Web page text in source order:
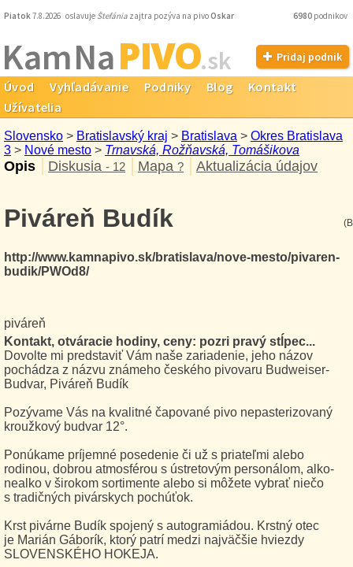
Piatok7.8.2026 oslavuje Štefánia zajtra pozýva na pivoOskar 6980 podnikov
Kam NaPIVO.sk Pridaj podnik
Úvod Vyhľadávanie Podniky Blog
Kontakt
Užívatelia
Slovensko > Bratislavský kraj > Bratislava > Okres Bratislava
3 > Nové mesto > Trnavská, Rožňavská, Tomášikova
Opis Diskusia - 12 Mapa ? Aktualizácia údajov
Piváreň Budík
http://www.kamnapivo.sk/bratislava/nove-mesto/pivaren-
budik/PWOd8/
piváreň
Kontakt, otváracie hodiny, ceny: pozri pravý stĺpec...
Dovolte mi predstaviť Vám naše zariadenie, jeho názov
pochádza z názvu známeho českého pivovaru Budweiser-
Budvar, Piváreň Budík
Pozývame Vás na kvalitné čapované pivo nepasterizovaný
kroužkový budvar 12°.
Ponúkame príjemné posedenie či už s priateľmi alebo
rodinou, dobrou atmosférou s ústretovým personálom, alko-
nealko v širokom sortimente alebo si môžete vybrať niečo
s tradičných pivárskych pochúťok.
Krst pivárne Budík spojený s autogramiádou. Krstný otec
je Marián Gáborík, ktorý patrí medzi najväčšie hviezdy
SLOVENSKÉHO HOKEJA.